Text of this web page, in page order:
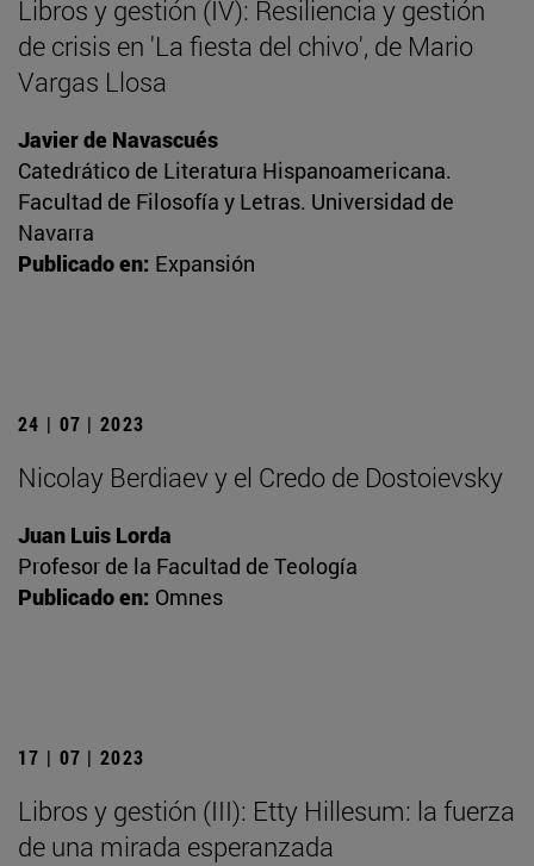
Libros y gestión (IV): Resiliencia y gestión
de crisis en 'La fiesta del chivo', de Mario
Vargas Llosa
Javier de Navascués
Catedrático de Literatura Hispanoamericana.
Facultad de Filosofía y Letras. Universidad de
Navarra
Publicado en: Expansión
24 | 07 | 2023
Nicolay Berdiaev y el Credo de Dostoievsky
Juan Luis Lorda
Profesor de la Facultad de Teología
Publicado en: Omnes
17 | 07 | 2023
Libros y gestión (III): Etty Hillesum: la fuerza
de una mirada esperanzada